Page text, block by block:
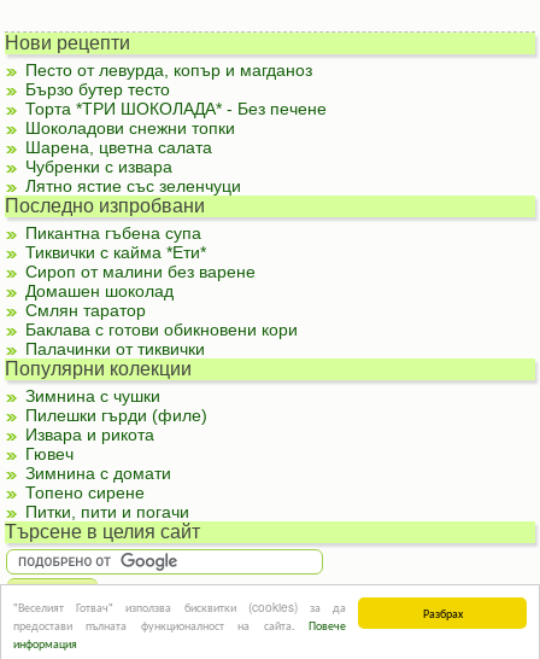
Разбрах
"Веселият Готвач" използва бисквитки (cookies) за да
предостави пълната функционалност на сайта. Повече
информация
Нови рецепти
Песто от левурда, копър и магданоз
Бързо бутер тесто
Торта *ТРИ ШОКОЛАДА* - Без печене
Шоколадови снежни топки
Шарена, цветна салата
Чубренки с извара
Лятно ястие със зеленчуци
Последно изпробвани
Пикантна гъбена супа
Тиквички с кайма *Ети*
Сироп от малини без варене
Домашен шоколад
Смлян таратор
Баклава с готови обикновени кори
Палачинки от тиквички
Популярни колекции
Зимнина с чушки
Пилешки гърди (филе)
Извара и рикота
Гювеч
Зимнина с домати
Топено сирене
Питки, пити и погачи
Търсене в целия сайт
За реклама| За контакти|Подкрепете ни | Правила и условия|
информация
© Информацията в този сайт или части от нея не могат да бъдат използвани без